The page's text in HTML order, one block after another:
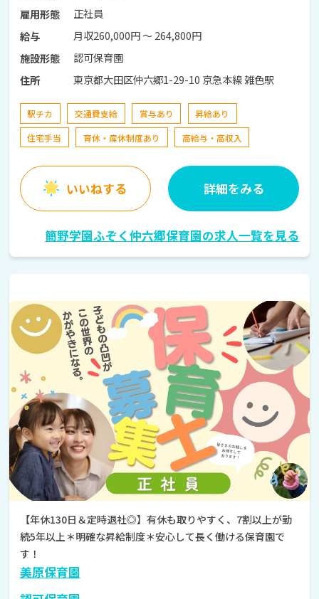
雇用形態
正社員
給与
月収260,000円 〜 264,800円
施設形態
認可保育園
住所
東京都大田区仲六郷1-29-10 京急本線 雑色駅
駅チカ 交通費支給 賞与あり
昇給あり
住宅手当
育休・産休制度あり 高給与・高収入
いいねする 詳細をみる
簡野学園ふぞく仲六郷保育園の求人一覧を見る
【年休130日＆定時退社◎】有休も取りやすく、7割以上が勤
続5年以上＊明確な昇給制度＊安心して長く働ける保育園で
す！
美原保育園